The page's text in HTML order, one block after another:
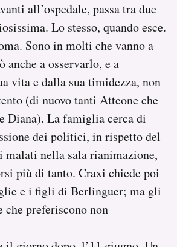
all’ospedale, passa tra due
Lo stesso, quando esce.
Sono in molti che vanno a
anche a osservarlo, e a
vita e dalla sua timidezza, non
(di nuovo tanti Atteone che
Diana). La famiglia cerca di
dei politici, in rispetto del
malati nella sala rianimazione,
più di tanto. Craxi chiede poi
e i figli di Berlinguer; ma gli
che preferiscono non